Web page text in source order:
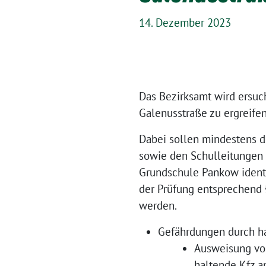
14. Dezember 2023
Das Bezirksamt wird
Galenusstraße zu
Dabei sollen mindestens
sowie den Schulleitungen
Grundschule Pankow
der Prüfung
werden.
Gefährdungen durch
Ausweisung